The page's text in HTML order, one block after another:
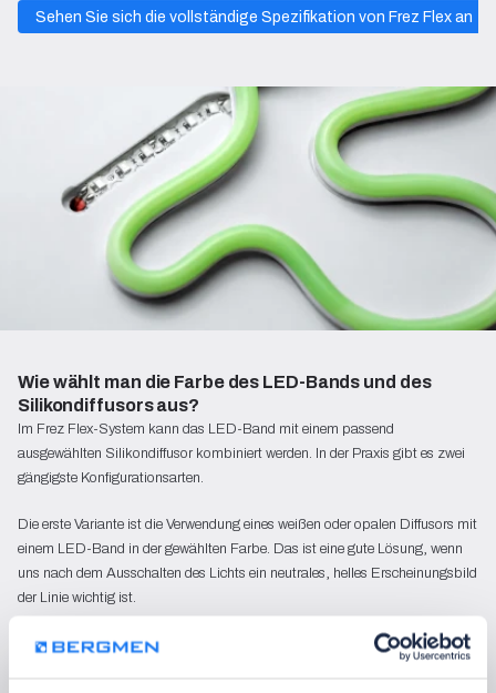
Sehen Sie sich die vollständige Spezifikation von Frez Flex an
Wie wählt man die Farbe des LED-Bands und des
Silikondiffusors aus?
Im Frez Flex-System kann das LED-Band mit einem passend
ausgewählten Silikondiffusor kombiniert werden. In der Praxis gibt es zwei
gängigste Konfigurationsarten.
Die erste Variante ist die Verwendung eines weißen oder opalen Diffusors mit
einem LED-Band in der gewählten Farbe. Das ist eine gute Lösung, wenn
uns nach dem Ausschalten des Lichts ein neutrales, helles Erscheinungsbild
der Linie wichtig ist.
Die zweite Variante ist die Kombination eines farbigen Diffusors mit einem
LED-Band in einer ähnlichen Farbe. In diesem Fall bleibt die dekorative